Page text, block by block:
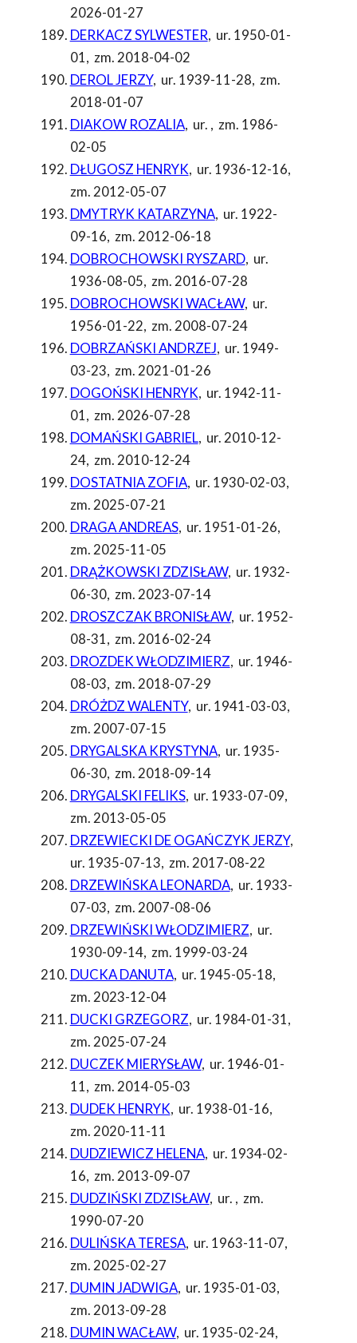
2026-01-27
DERKACZ SYLWESTER, ur. 1950-01-
01, zm. 2018-04-02
DEROL JERZY, ur. 1939-11-28, zm.
2018-01-07
DIAKOW ROZALIA, ur. , zm. 1986-
02-05
DŁUGOSZ HENRYK, ur. 1936-12-16,
zm. 2012-05-07
DMYTRYK KATARZYNA, ur. 1922-
09-16, zm. 2012-06-18
DOBROCHOWSKI RYSZARD, ur.
1936-08-05, zm. 2016-07-28
DOBROCHOWSKI WACŁAW, ur.
1956-01-22, zm. 2008-07-24
DOBRZAŃSKI ANDRZEJ, ur. 1949-
03-23, zm. 2021-01-26
DOGOŃSKI HENRYK, ur. 1942-11-
01, zm. 2026-07-28
DOMAŃSKI GABRIEL, ur. 2010-12-
24, zm. 2010-12-24
DOSTATNIA ZOFIA, ur. 1930-02-03,
zm. 2025-07-21
DRAGA ANDREAS, ur. 1951-01-26,
zm. 2025-11-05
DRĄŻKOWSKI ZDZISŁAW, ur. 1932-
06-30, zm. 2023-07-14
DROSZCZAK BRONISŁAW, ur. 1952-
08-31, zm. 2016-02-24
DROZDEK WŁODZIMIERZ, ur. 1946-
08-03, zm. 2018-07-29
DRÓŻDZ WALENTY, ur. 1941-03-03,
zm. 2007-07-15
DRYGALSKA KRYSTYNA, ur. 1935-
06-30, zm. 2018-09-14
DRYGALSKI FELIKS, ur. 1933-07-09,
zm. 2013-05-05
DRZEWIECKI DE OGAŃCZYK JERZY,
ur. 1935-07-13, zm. 2017-08-22
DRZEWIŃSKA LEONARDA, ur. 1933-
07-03, zm. 2007-08-06
DRZEWIŃSKI WŁODZIMIERZ, ur.
1930-09-14, zm. 1999-03-24
DUCKA DANUTA, ur. 1945-05-18,
zm. 2023-12-04
DUCKI GRZEGORZ, ur. 1984-01-31,
zm. 2025-07-24
DUCZEK MIERYSŁAW, ur. 1946-01-
11, zm. 2014-05-03
DUDEK HENRYK, ur. 1938-01-16,
zm. 2020-11-11
DUDZIEWICZ HELENA, ur. 1934-02-
16, zm. 2013-09-07
DUDZIŃSKI ZDZISŁAW, ur. , zm.
1990-07-20
DULIŃSKA TERESA, ur. 1963-11-07,
zm. 2025-02-27
DUMIN JADWIGA, ur. 1935-01-03,
zm. 2013-09-28
DUMIN WACŁAW, ur. 1935-02-24,